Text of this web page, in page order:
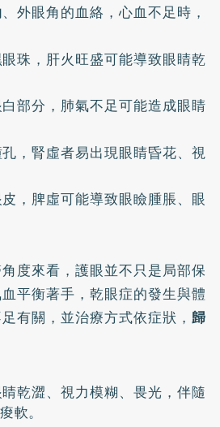
外眼角的血絡，心血不足時，
珠，肝火旺盛可能導致眼睛乾
白部分，肺氣不足可能造成眼睛
，腎虛者易出現眼睛昏花、視
皮，脾虛可能導致眼瞼腫脹、眼
度來看，護眼並不只是局部保
平衡著手，乾眼症的發生與體
有關，並治療方式依症狀， 歸
睛乾澀、視力模糊、畏光，伴隨
軟。